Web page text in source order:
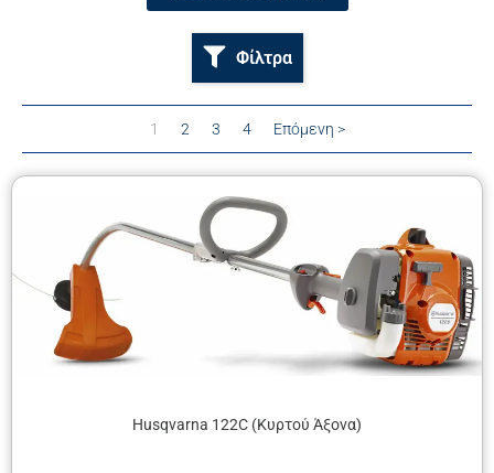
Φίλτρα
1 2 3 4 Επόμενη >
Husqvarna 122C (Κυρτού Άξονα)